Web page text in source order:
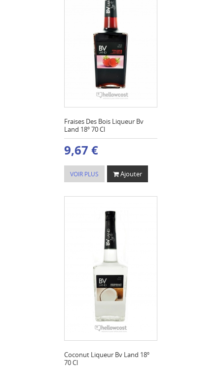
Fraises Des Bois Liqueur Bv
Land 18º 70 Cl
9,67 €
VOIR PLUS Ajouter
Coconut Liqueur Bv Land 18º
70 Cl